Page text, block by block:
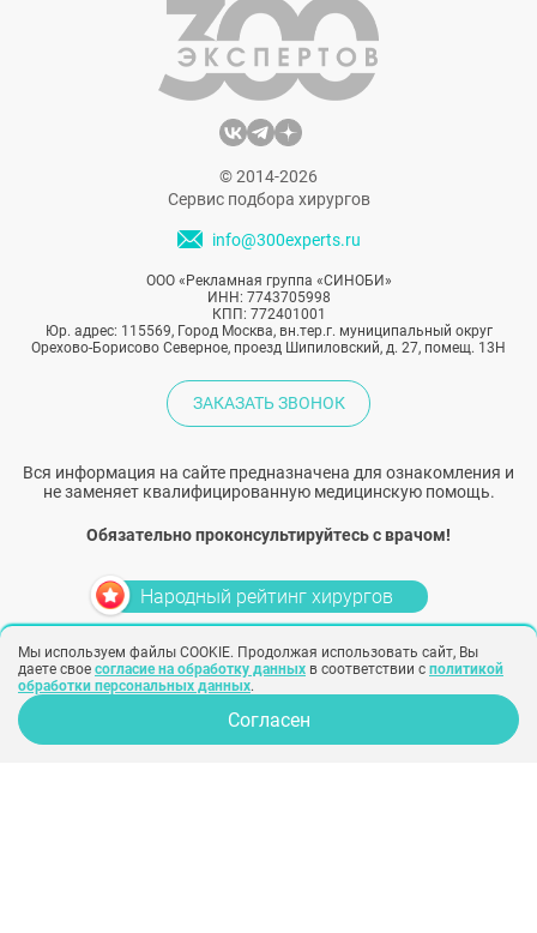
© 2014-2026
Сервис подбора хирургов
info@300experts.ru
ООО «Рекламная группа «СИНОБИ»
ИНН: 7743705998
КПП: 772401001
Юр. адрес: 115569, Город Москва, вн.тер.г. муниципальный округ
Орехово-Борисово Северное, проезд Шипиловский, д. 27, помещ. 13Н
ЗАКАЗАТЬ ЗВОНОК
Вся информация на сайте предназначена для ознакомления и
не заменяет квалифицированную медицинскую помощь.
Обязательно проконсультируйтесь с врачом!
Народный рейтинг хирургов
Политика конфиденциальности Согласие на обработку персональных
данных Согласие на рекламу
Мы используем файлы COOKIE. Продолжая использовать сайт, Вы
даете свое согласие на обработку данных в соответствии с политикой
обработки персональных данных.
Согласен
Опрос для врачей